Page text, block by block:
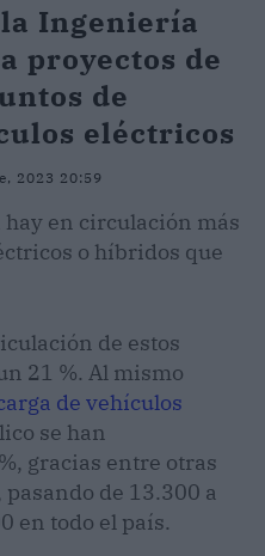
Ingeniería
proyectos de
de
eléctricos
2023 20:59
en circulación más
o híbridos que
de estos
21 %. Al mismo
de vehículos
se han
gracias entre otras
pasando de 13.300 a
en todo el país.